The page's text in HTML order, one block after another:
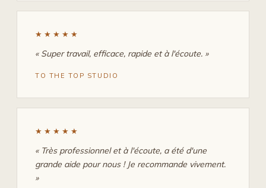
★★★★★
« Super travail, efficace, rapide et à l'écoute. »
TO THE TOP STUDIO
★★★★★
« Très professionnel et à l'écoute, a été d'une
grande aide pour nous ! Je recommande vivement.
»